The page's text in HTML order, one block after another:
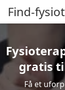
Find-
gratis
Få et